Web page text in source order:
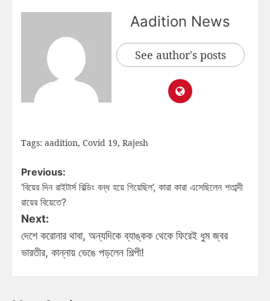
Aadition News
See author's posts
Tags: aadition, Covid 19, Rajesh
Previous:
‘বিয়ের দিন রাইটার্স বিল্ডিং বন্ধ হয়ে গিয়েছিল’, কারা কারা এসেছিলেন শতাব্দী
রায়ের বিয়েতে?
Next:
দেশে করোনার থাবা, অন্যদিকে ব্যাঙ্কক থেকে ফিরেই ধুম জ্বর
ভারতীর, কান্নায় ভেঙে পড়লেন শিল্পী!